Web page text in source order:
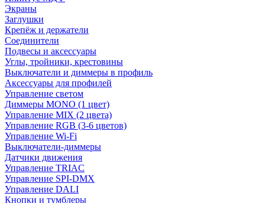
Экраны
Заглушки
Крепёж и держатели
Соединители
Подвесы и аксессуары
Углы, тройники, крестовины
Выключатели и диммеры в профиль
Аксессуары для профилей
Управление светом
Диммеры MONO (1 цвет)
Управление MIX (2 цвета)
Управление RGB (3-6 цветов)
Управление Wi-Fi
Выключатели-диммеры
Датчики движения
Управление TRIAC
Управление SPI-DMX
Управление DALI
Кнопки и тумблеры